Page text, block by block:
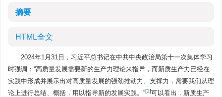
摘要
HTML全文
2024年1月31日，习近平总书记在中共中央政治局第十一次集体学习
时强调：“高质量发展需要新的生产力理论来指导，而新质生产力已经在
实践中形成并展示出对高质量发展的强劲推动力、支撑力，需要我们从理
论上进行总结、概括，用以指导新的发展实践。”[1]可以看出，新质生产